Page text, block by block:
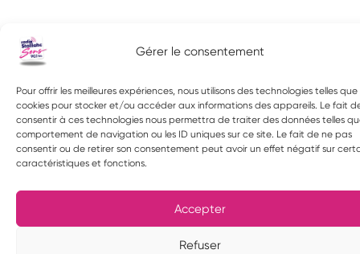
Gérer le consentement
Pour offrir les meilleures expériences, nous utilisons des technologies telles que
cookies pour stocker et/ou accéder aux informations des appareils. Le fait
consentir à ces technologies nous permettra de traiter des données telles
comportement de navigation ou les ID uniques sur ce site. Le fait de ne pas
consentir ou de retirer son consentement peut avoir un effet négatif sur
caractéristiques et fonctions.
Accepter
Refuser